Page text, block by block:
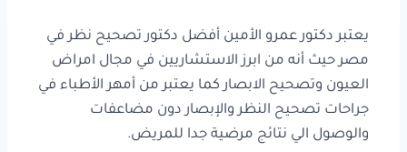
يعتبر دكتور عمرو الأمين أفضل دكتور تصحيح نظر في
مصر حيث أنه من ابرز الاستشاريين في مجال امراض
العيون وتصحيح الابصار كما يعتبر من أمهر الأطباء في
جراحات تصحيح النظر والإبصار دون مضاعفات
والوصول الي نتائج مرضية جدا للمريض.